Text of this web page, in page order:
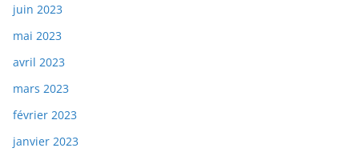
juin 2023
mai 2023
avril 2023
mars 2023
février 2023
janvier 2023